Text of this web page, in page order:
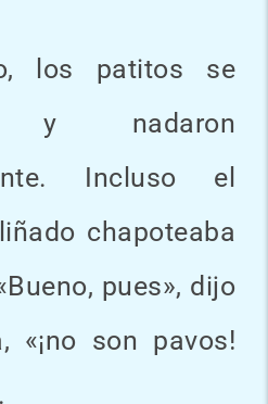
los patitos se
y nadaron
Incluso el
chapoteaba
pues», dijo
«¡no son pavos!